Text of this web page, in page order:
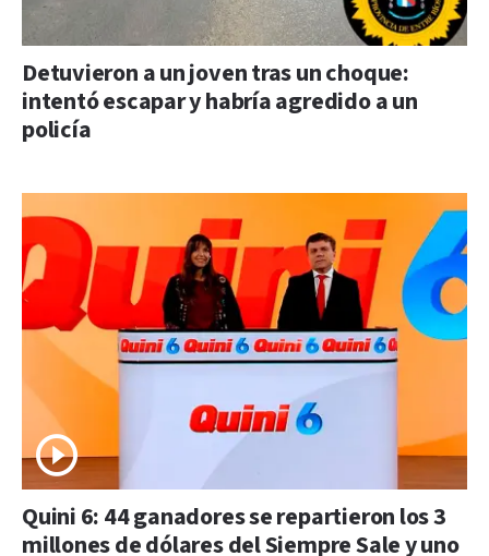
Detuvieron a un joven tras un choque:
intentó escapar y habría agredido a un
policía
Quini 6: 44 ganadores se repartieron los 3
millones de dólares del Siempre Sale y uno